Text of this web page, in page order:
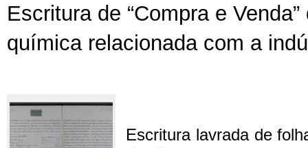
Escritura de “Compra e
química relacionada com a
Escritura lavrada de